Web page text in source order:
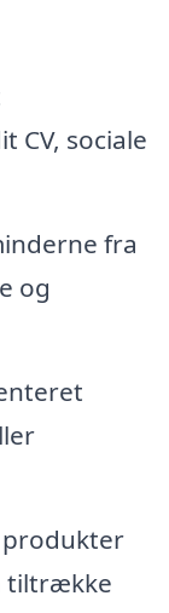
CV, sociale
fra
og
tiltrække